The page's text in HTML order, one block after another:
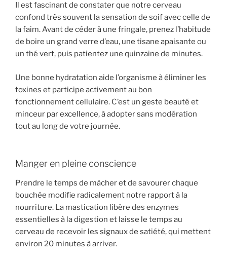
Il est fascinant de constater que notre cerveau
confond très souvent la sensation de soif avec celle de
la faim. Avant de céder à une fringale, prenez l’habitude
de boire un grand verre d’eau, une tisane apaisante ou
un thé vert, puis patientez une quinzaine de minutes.
Une bonne hydratation aide l’organisme à éliminer les
toxines et participe activement au bon
fonctionnement cellulaire. C’est un geste beauté et
minceur par excellence, à adopter sans modération
tout au long de votre journée.
Manger en pleine conscience
Prendre le temps de mâcher et de savourer chaque
bouchée modifie radicalement notre rapport à la
nourriture. La mastication libère des enzymes
essentielles à la digestion et laisse le temps au
cerveau de recevoir les signaux de satiété, qui mettent
environ 20 minutes à arriver.